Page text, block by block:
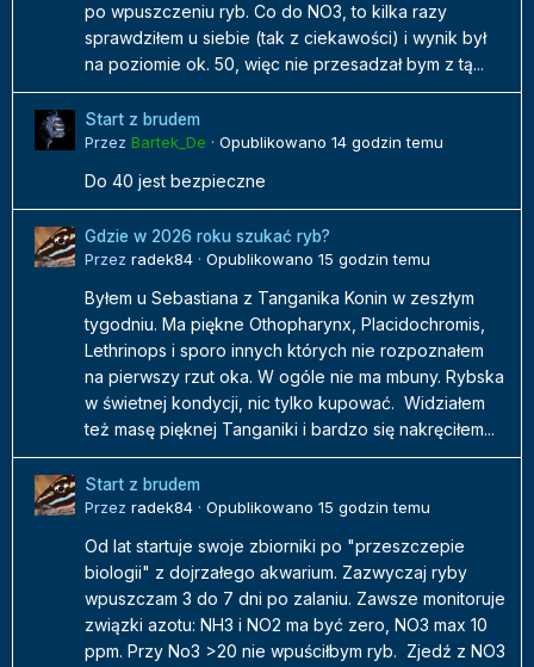
po wpuszczeniu ryb. Co do NO3, to kilka razy
sprawdziłem u siebie (tak z ciekawości) i wynik był
na poziomie ok. 50, więc nie przesadzał bym z tą...
Start z brudem
Przez Bartek_De · Opublikowano 14 godzin temu
Do 40 jest bezpieczne
Gdzie w 2026 roku szukać ryb?
Przez radek84 · Opublikowano 15 godzin temu
Byłem u Sebastiana z Tanganika Konin w zeszłym
tygodniu. Ma piękne Othopharynx, Placidochromis,
Lethrinops i sporo innych których nie rozpoznałem
na pierwszy rzut oka. W ogóle nie ma mbuny. Rybska
w świetnej kondycji, nic tylko kupować. Widziałem
też masę pięknej Tanganiki i bardzo się nakręciłem...
Start z brudem
Przez radek84 · Opublikowano 15 godzin temu
Od lat startuje swoje zbiorniki po "przeszczepie
biologii" z dojrzałego akwarium. Zazwyczaj ryby
wpuszczam 3 do 7 dni po zalaniu. Zawsze monitoruje
związki azotu: NH3 i NO2 ma być zero, NO3 max 10
ppm. Przy No3 >20 nie wpuściłbym ryb. Zjedź z NO3